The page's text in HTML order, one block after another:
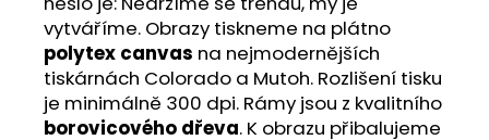
vytváříme. Obrazy tiskneme na plátno
polytex canvas na nejmodernějších
tiskárnách Colorado a Mutoh. Rozlišení tisku
je minimálně 300 dpi. Rámy jsou z kvalitního
borovicového dřeva. K obrazu přibalujeme